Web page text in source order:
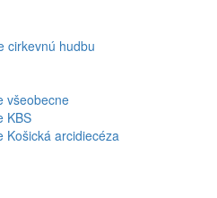
cirkevnú hudbu
všeobecne
KBS
Košická arcidiecéza